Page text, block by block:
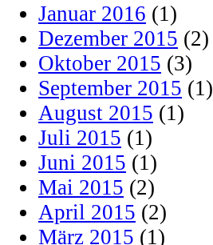
Januar 2016 (1)
Dezember 2015 (2)
Oktober 2015 (3)
September 2015 (1)
August 2015 (1)
Juli 2015 (1)
Juni 2015 (1)
Mai 2015 (2)
April 2015 (2)
März 2015 (1)